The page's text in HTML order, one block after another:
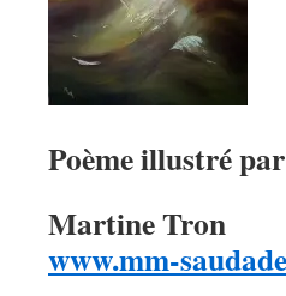
Poème illustré
Martine Tron
www.mm-